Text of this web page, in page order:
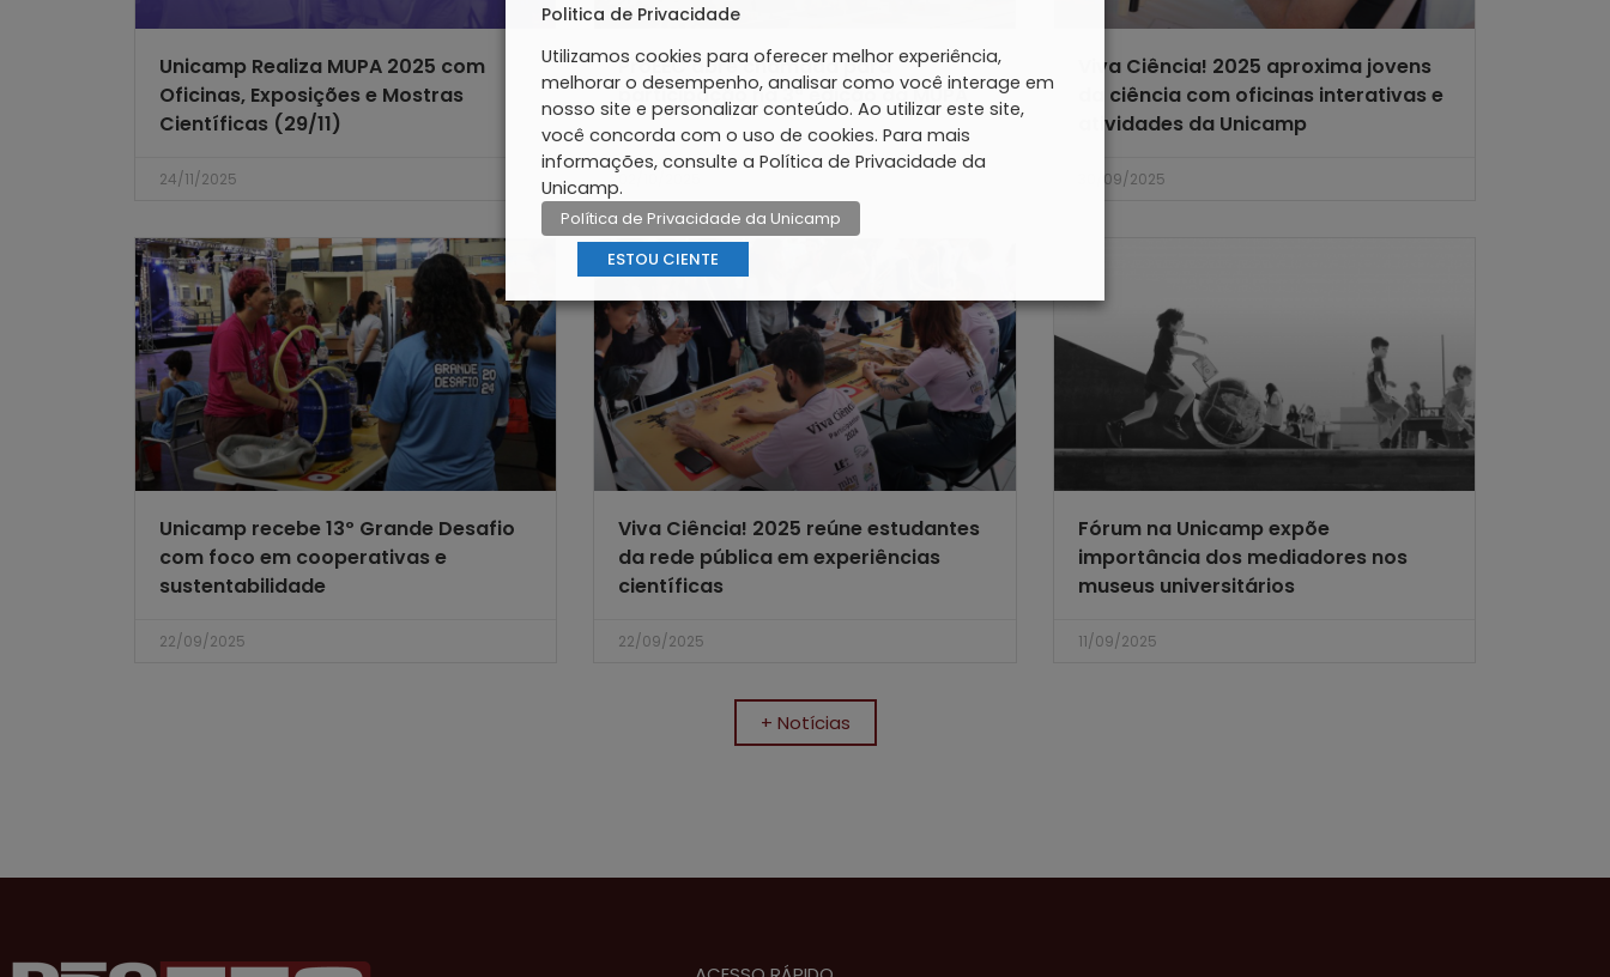
Unicamp Realiza MUPA 2025 com
Oficinas, Exposições e Mostras
Científicas (29/11)
24/11/2025
ProEEC abre chamada para
participação na 3ª edição da MUPA
02/10/2025
Viva Ciência! 2025 aproxima jovens
da ciência com oficinas interativas e
atividades da Unicamp
30/09/2025
Unicamp recebe 13º Grande Desafio
com foco em cooperativas e
sustentabilidade
22/09/2025
Viva Ciência! 2025 reúne estudantes
da rede pública em experiências
científicas
22/09/2025
Fórum na Unicamp expõe
importância dos mediadores nos
museus universitários
11/09/2025
+ Notícias
Politica de Privacidade
Utilizamos cookies para oferecer melhor experiência,
melhorar o desempenho, analisar como você interage em
nosso site e personalizar conteúdo. Ao utilizar este site,
você concorda com o uso de cookies. Para mais
informações, consulte a Política de Privacidade da
Unicamp.
Política de Privacidade da Unicamp
ESTOU CIENTE